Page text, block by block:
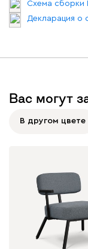
Схема сборки
Декларация о
Вас могут
В другом цвете